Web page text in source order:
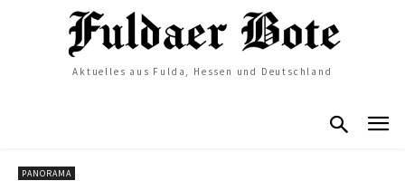
Aktuelles aus Fulda, Hessen und Deutschland
PANORAMA